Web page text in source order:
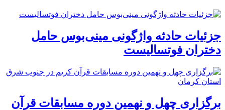
جزئیات حادثه واژگونی مینی‌بوس حامل
دختران فوتسالیست
برگزاری چهل و نهمین دوره مسابقات قرآن